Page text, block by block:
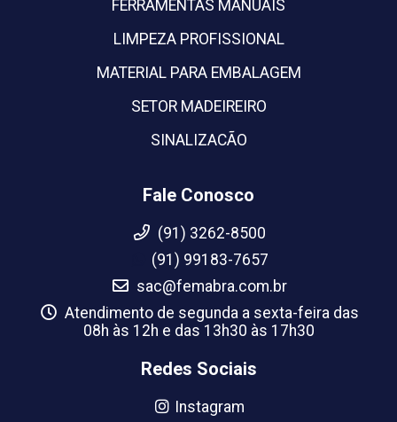
FERRAMENTAS MANUAIS
LIMPEZA PROFISSIONAL
MATERIAL PARA EMBALAGEM
SETOR MADEIREIRO
SINALIZACÃO
Fale Conosco
(91) 3262-8500
(91) 99183-7657
sac@femabra.com.br
Atendimento de segunda a sexta-feira das
08h às 12h e das 13h30 às 17h30
Redes Sociais
Instagram